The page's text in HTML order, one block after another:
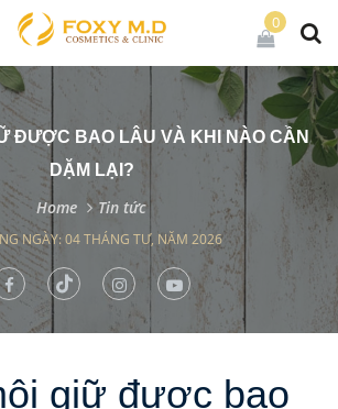
0
ĐƯỢC BAO LÂU VÀ KHI NÀO CẦN
DẶM LẠI?
Home Tin tức
NGÀY: 04 THÁNG TƯ, NĂM 2026
giữ được bao